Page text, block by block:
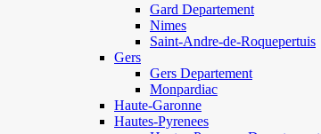
Gard Departement
Nimes
Saint-Andre-de-Roquepertuis
Gers
Gers Departement
Monpardiac
Haute-Garonne
Hautes-Pyrenees